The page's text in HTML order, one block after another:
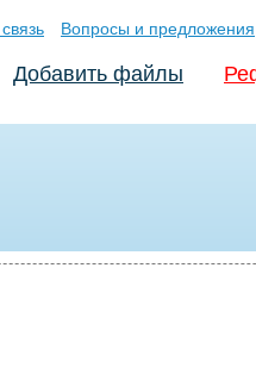
Вопросы и предложения
Добавить файлы